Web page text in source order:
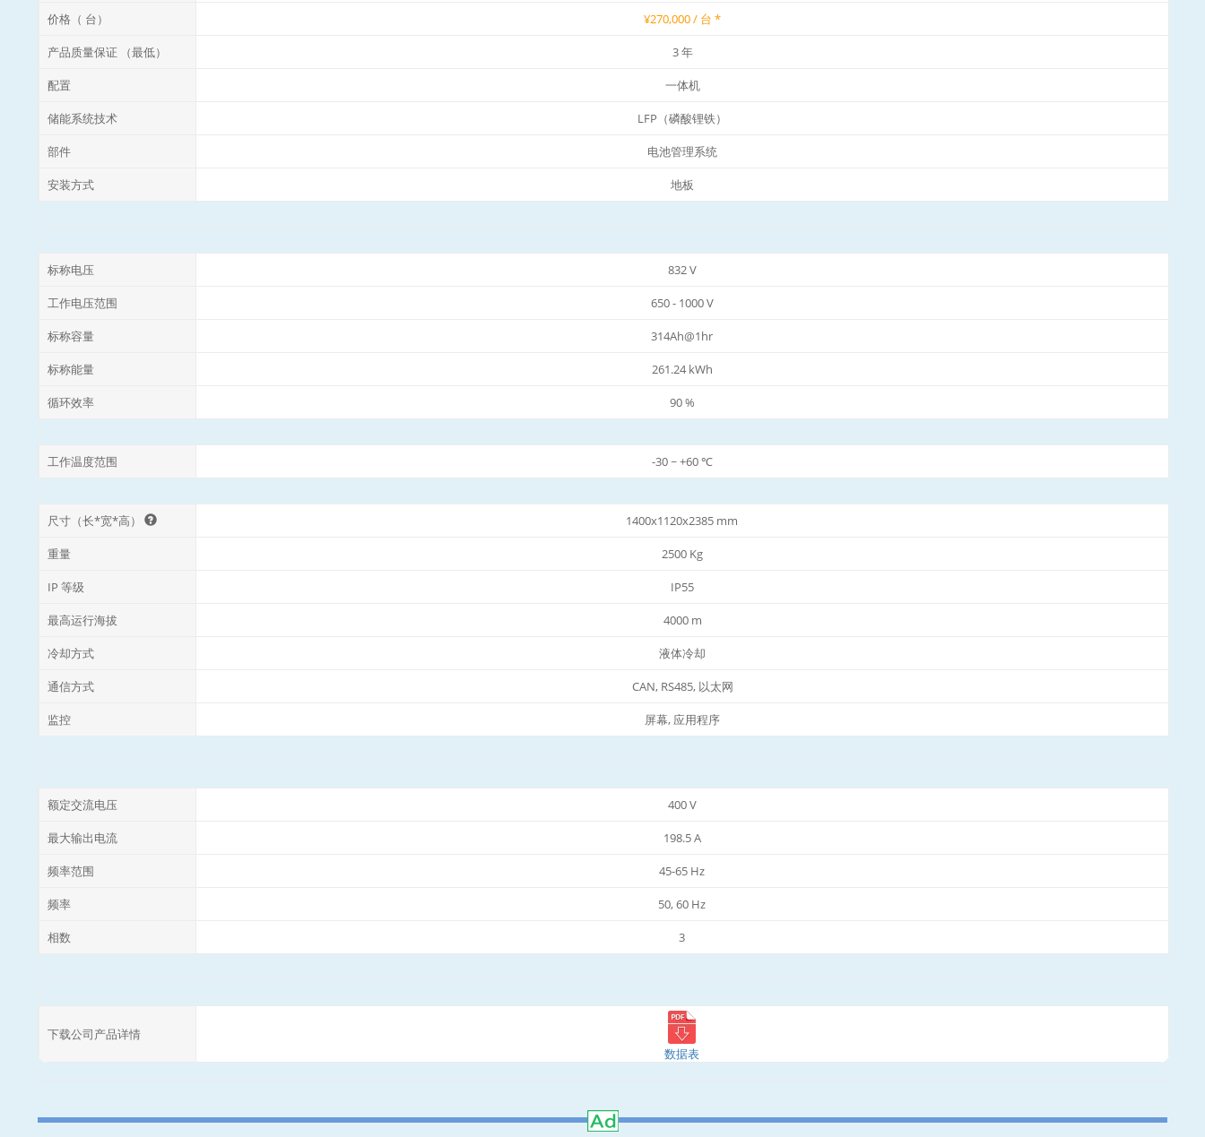
价格（ 台） ¥270,000 / 台 *
产品质量保证 （最低） 3 年
配置 一体机
储能系统技术 LFP（磷酸锂铁）
部件 电池管理系统
安装方式 地板
标称电压 832 V
工作电压范围 650 - 1000 V
标称容量 314Ah@1hr
标称能量 261.24 kWh
循环效率 90 %
工作温度范围 -30 ~ +60 ℃
尺寸（长*宽*高） 1400x1120x2385 mm
重量 2500 Kg
IP 等级 IP55
最高运行海拔 4000 m
冷却方式 液体冷却
通信方式 CAN, RS485, 以太网
监控 屏幕, 应用程序
额定交流电压 400 V
最大输出电流 198.5 A
频率范围 45-65 Hz
频率 50, 60 Hz
相数 3
下载公司产品详情
数据表